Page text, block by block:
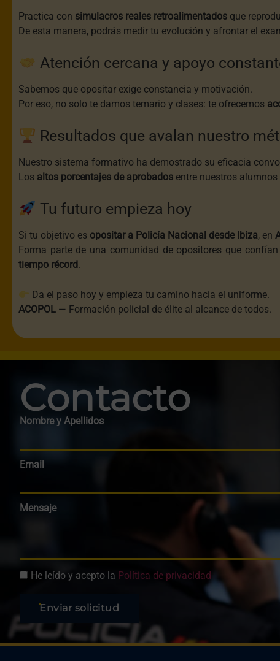
Practica con simulacros reales retroalimentados que
De esta manera, podrás medir tu evolución y afrontar el
Atención cercana y apoyo
Sabemos que opositar exige constancia y motivación.
Por eso, no solo te damos temario y clases: te ofrecemos
Resultados que avalan nuestro
Nuestro sistema formativo ha demostrado su eficacia
Los altos porcentajes de aprobados entre nuestros
Tu futuro empieza hoy
Si tu objetivo es opositar a Policía Nacional desde Ibiza, en
Forma parte de una comunidad de opositores que
tiempo récord.
Da el paso hoy y empieza tu camino hacia el uniforme.
ACOPOL — Formación policial de élite al alcance de todos.
Contacto
Nombre y Apellidos
Email
Mensaje
He leído y acepto la Política de privacidad
Enviar solicitud